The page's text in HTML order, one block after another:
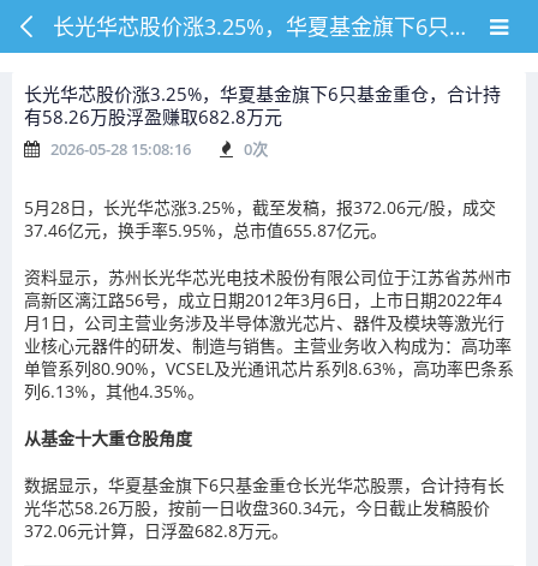
长光华芯股价涨3.25%，华夏基金旗下6只基金重仓，合计持有58.26万股浮盈赚取682.8万元
长光华芯股价涨3.25%，华夏基金旗下6只基金重仓，合计持
有58.26万股浮盈赚取682.8万元
2026-05-28 15:08:16 0次
5月28日，长光华芯涨3.25%，截至发稿，报372.06元/股，成交
37.46亿元，换手率5.95%，总市值655.87亿元。
资料显示，苏州长光华芯光电技术股份有限公司位于江苏省苏州市
高新区漓江路56号，成立日期2012年3月6日，上市日期2022年4
月1日，公司主营业务涉及半导体激光芯片、器件及模块等激光行
业核心元器件的研发、制造与销售。主营业务收入构成为：高功率
单管系列80.90%，VCSEL及光通讯芯片系列8.63%，高功率巴条系
列6.13%，其他4.35%。
从基金十大重仓股角度
数据显示，华夏基金旗下6只基金重仓长光华芯股票，合计持有长
光华芯58.26万股，按前一日收盘360.34元，今日截止发稿股价
372.06元计算，日浮盈682.8万元。